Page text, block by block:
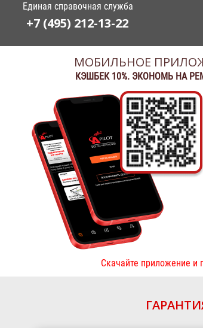
Единая справочная служба
+7 (495) 212-13-22
МОБИЛЬНОЕ
КЭШБЕК 10%. ЭКОНОМЬ НА
Скачайте приложение и